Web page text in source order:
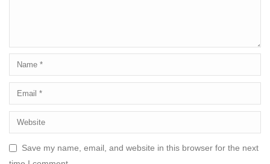
Save my name, email, and website in this browser for the next